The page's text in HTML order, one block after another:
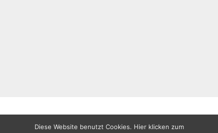
All rights reserved
Diese Website benutzt Cookies. Hier klicken zum